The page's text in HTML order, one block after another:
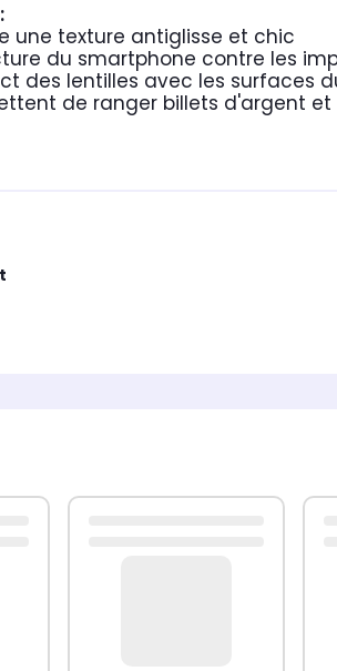
une texture antiglisse et chic
du smartphone contre les
des lentilles avec les surfaces
de ranger billets d'argent et